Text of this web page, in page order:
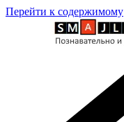
Перейти к содержимому